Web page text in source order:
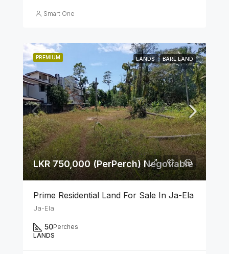
Smart One
PREMIUM LANDS BARE LAND
LKR 750,000 (PerPerch) Negotiable
Prime Residential Land For Sale In Ja-Ela
Ja-Ela
50Perches
LANDS